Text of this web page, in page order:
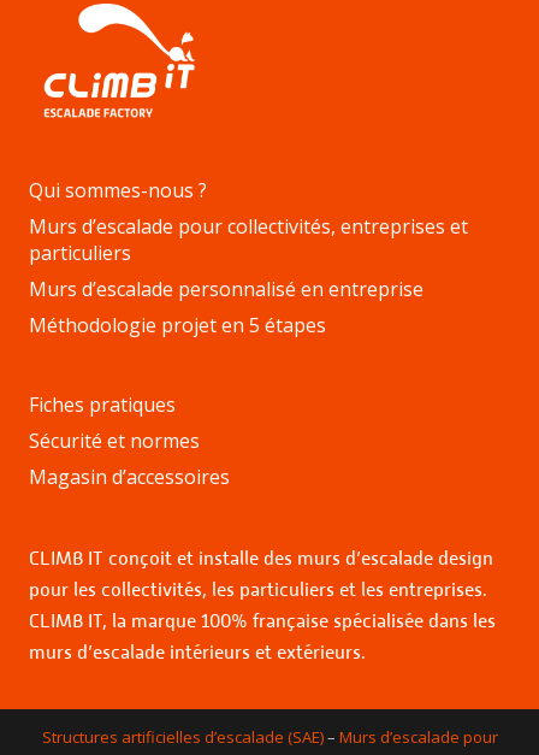
Qui sommes-nous ?
Murs d’escalade pour collectivités, entreprises et
particuliers
Murs d’escalade personnalisé en entreprise
Méthodologie projet en 5 étapes
Fiches pratiques
Sécurité et normes
Magasin d’accessoires
CLIMB IT conçoit et installe des murs d’escalade design
pour les collectivités, les particuliers et les entreprises.
CLIMB IT, la marque 100% française spécialisée dans les
murs d’escalade intérieurs et extérieurs.
Structures artificielles d’escalade (SAE)– Murs d’escalade pour